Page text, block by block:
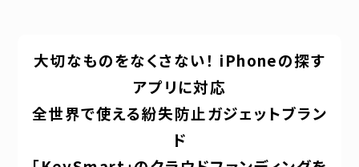
大切なものをなくさない！ iPhoneの探す
アプリに対応
全世界で使える紛失防止ガジェットブラン
ド